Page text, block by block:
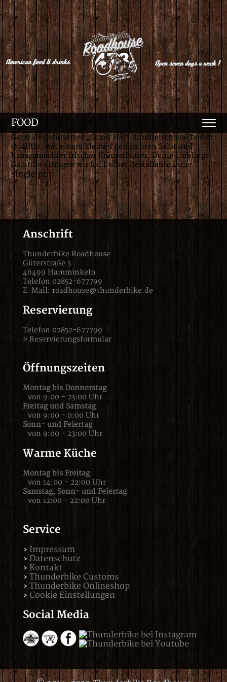
FOOD
Getreide gefüttertes „Grain Fed“ Rindfleisch von bester
Qualität, mit einem kleinen gemischten Salat und
hausgemachter frischer Kräuterbutter. Deine Lieblings
Garstufe erfragen wir bei Deiner Bestellaufnahme.
single.php
Anschrift
Thunderbike Roadhouse
Güterstraße 5
46499 Hamminkeln
Telefon 02852-677799
E-Mail: roadhouse@thunderbike.de
Reservierung
Telefon 02852-677799
> Reservierungsformular
Öffnungszeiten
Montag bis Donnerstag
von 9:00 - 23:00 Uhr
Freitag und Samstag
von 9:00 - 0:00 Uhr
Sonn- und Feiertag
von 9:00 - 23:00 Uhr
Warme Küche
Montag bis Freitag
von 14:00 - 22:00 Uhr
Samstag, Sonn- und Feiertag
von 12:00 - 22:00 Uhr
Service
Impressum
Datenschutz
Kontakt
Thunderbike Customs
Thunderbike Onlineshop
Cookie Einstellungen
Social Media